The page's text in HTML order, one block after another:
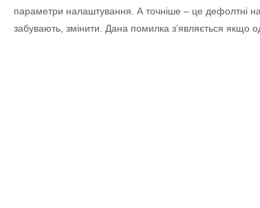
параметри налаштування. А точніше – це дефолтні
забувають, змінити. Дана помилка з’являється якщо